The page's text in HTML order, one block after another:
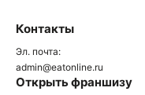
Контакты
Эл. почта:
admin@eatonline.ru
Открыть франшизу